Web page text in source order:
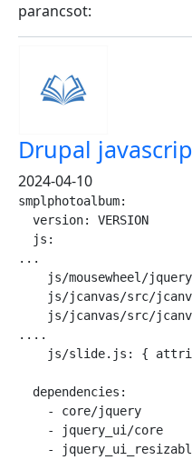
parancsot:
Drupal
2024-04-10
smplphotoalbum:
  version: VERSION
  js:
...
js/mousewheel/
js/jcanvas/src/
js/jcanvas/src/
....
js/slide.js: {
  dependencies:
    - core/jquery
    - jquery_ui/core
-